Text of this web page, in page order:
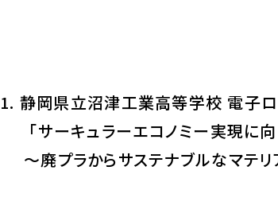
1. 静岡県立沼津工業高等学校 電子
「サーキュラーエコノミー実現
～廃プラからサステナブルなマテリ